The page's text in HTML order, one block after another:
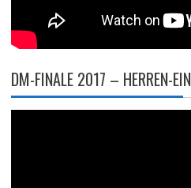
DM-FINALE 2017 – HERREN-